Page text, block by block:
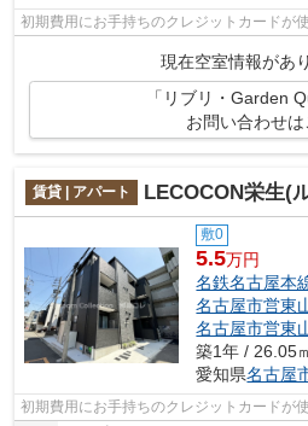
初期費用にお手持ちのクレジットカードが
現在空室情報があ
「リブリ・Garden
お問い合わせは
賃貸 | アパート LECOCON栄生(
敷0
5.5万円
名鉄名古屋本
名古屋市営東
名古屋市営東
築1年 / 26.05
愛知県名古屋
初期費用にお手持ちのクレジットカードが